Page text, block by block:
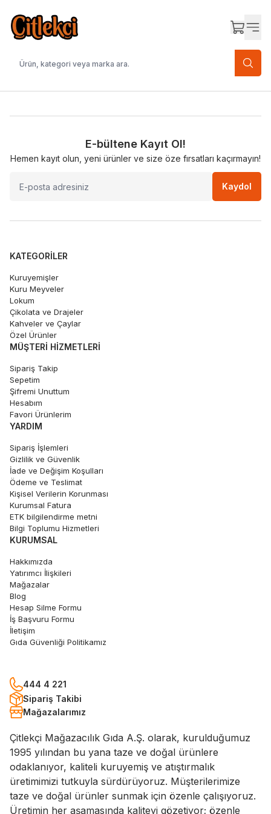
E-bültene Kayıt Ol!
Hemen kayıt olun, yeni ürünler ve size öze fırsatları kaçırmayın!
Kaydol
444 4 221
Sipariş Takibi
Mağazalarımız
Çitlekçi Mağazacılık Gıda A.Ş. olarak, kurulduğumuz
1995 yılından bu yana taze ve doğal ürünlere
odaklanıyor, kaliteli kuruyemiş ve atıştırmalık
üretimimizi tutkuyla sürdürüyoruz. Müşterilerimize
taze ve doğal ürünler sunmak için özenle çalışıyoruz.
Üretimin her aşamasında kaliteyi gözetiyor; özenle
KATEGORILER
Kuruyemişler
Kuru Meyveler
Lokum
Çikolata ve Drajeler
Kahveler ve Çaylar
Özel Ürünler
MÜŞTERI HIZMETLERI
Sipariş Takip
Sepetim
Şifremi Unuttum
Hesabım
Favori Ürünlerim
YARDIM
Sipariş İşlemleri
Gizlilik ve Güvenlik
İade ve Değişim Koşulları
Ödeme ve Teslimat
Kişisel Verilerin Korunması
Kurumsal Fatura
ETK bilgilendirme metni
Bilgi Toplumu Hizmetleri
KURUMSAL
Hakkımızda
Yatırımcı İlişkileri
Mağazalar
Blog
Hesap Silme Formu
İş Başvuru Formu
İletişim
Gıda Güvenliği Politikamız